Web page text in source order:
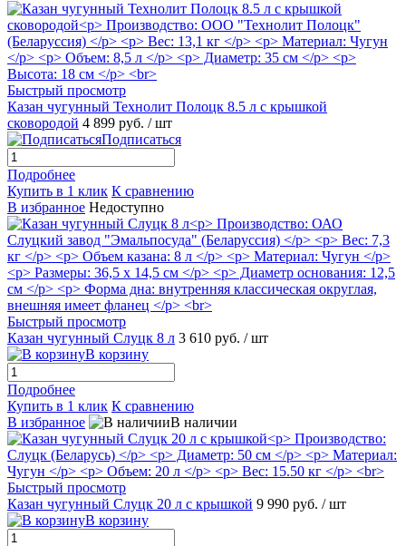
Быстрый просмотр
Казан чугунный Технолит Полоцк 8.5 л с крышкой
сковородой 4 899 руб. / шт
Подписаться
Подробнее
Купить в 1 клик К сравнению
В избранное Недоступно
Быстрый просмотр
Казан чугунный Слуцк 8 л 3 610 руб. / шт
В корзину
Подробнее
Купить в 1 клик К сравнению
В избранное
В наличии
Быстрый просмотр
Казан чугунный Слуцк 20 л с крышкой 9 990 руб. / шт
В корзину